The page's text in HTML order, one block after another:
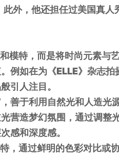
外，他还担任过美国真人
模特，而是将时尚元素与
例如在为《ELLE》杂志拍
引人注目。
善于利用自然光和人造光
营造梦幻氛围，通过调整
感和深度感。
，通过鲜明的色彩对比或